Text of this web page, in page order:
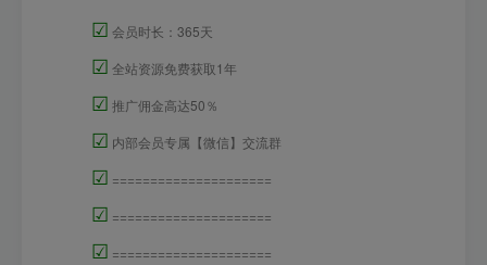
☑ 会员时长：365天
☑ 全站资源免费获取1年
☑ 推广佣金高达50％
☑ 内部会员专属【微信】交流群
☑ =====================
☑ =====================
☑ =====================